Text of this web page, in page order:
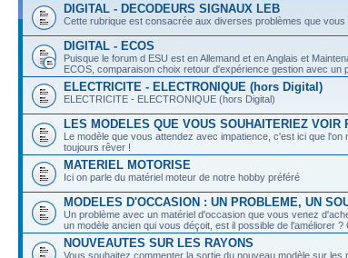
DIGITAL - DECODEURS SIGNAUX LEB
Cette rubrique est consacrée aux diverses problèmes que
DIGITAL - ECOS
Puisque le forum d ESU est en Allemand et en Anglais et
ECOS, comparaison choix retour d'expérience gestion avec
ELECTRICITE - ELECTRONIQUE (hors Digital)
ELECTRICITE - ELECTRONIQUE (hors Digital)
LES MODELES QUE VOUS SOUHAITERIEZ VOIR
Le modèle que vous attendez avec impatience, c'est ici que
toujours rêver !
MATERIEL MOTORISE
Ici on parle du matériel moteur de notre hobby préféré
MODELES D'OCCASION : UN PROBLEME, UN
Un problème avec un matériel d'occasion que vous venez
un modèle ancien qui vous déçoit, est il possible de l'améliorer ?
NOUVEAUTES SUR LES RAYONS
Vous souhaitez commenter la sortie du nouveau modèle sur